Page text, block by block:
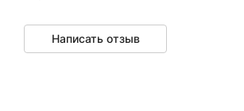
Написать отзыв